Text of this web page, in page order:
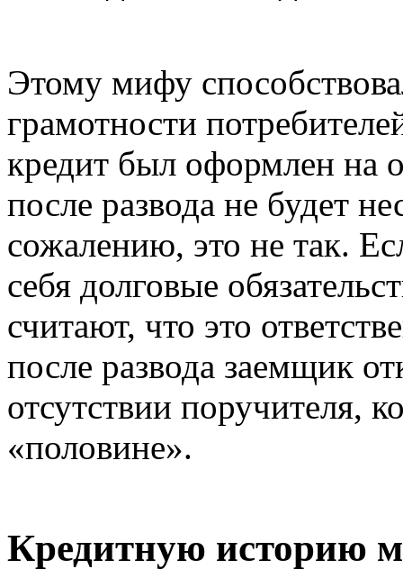
Этому мифу
грамотности
кредит был оформлен на
после развода не будет
сожалению, это не так.
себя долговые
считают, что это
после развода заемщик
отсутствии поручителя,
«половине».
Кредитную историю